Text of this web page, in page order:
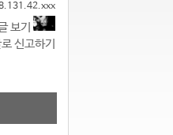
보기
신고하기